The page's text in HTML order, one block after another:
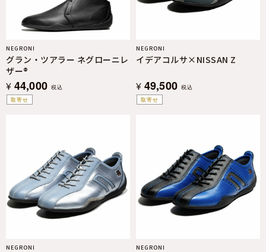
取寄せ
NEGRONI
グラン・ツアラー ネグローニレ
ザー®︎
¥ 44,000 税込
取寄せ
NEGRONI
イデアコルサ×NISSAN Z
¥ 49,500 税込
NEGRONI NEGRONI